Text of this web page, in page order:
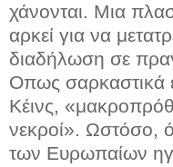
χάνονται. Μια
αρκεί για να
διαδήλωση σε
Οπως σαρκαστικά
Κέινς,
νεκροί». Ωστόσο,
των Ευρωπαίων